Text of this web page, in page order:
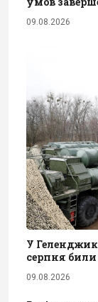
09.08.2026
У
серпня
09.08.2026